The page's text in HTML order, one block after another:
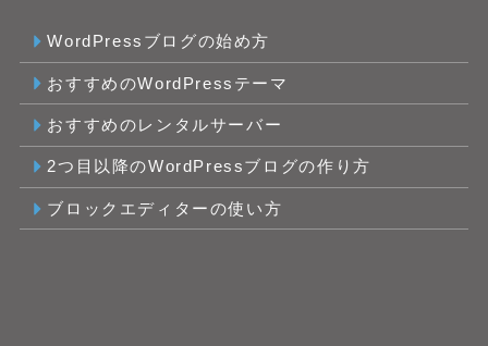
WordPressブログの始め方
おすすめのWordPressテーマ
おすすめのレンタルサーバー
2つ目以降のWordPressブログの作り方
ブロックエディターの使い方